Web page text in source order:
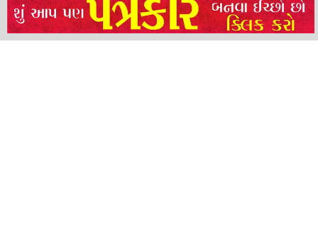
બ્રહ્માકુમારીઝના “10 કરોડ નશામુક્તિ પ્રતિજ્ઞા રાષ્ટ્રીય મહાઅભિયાન” નો પીએમ મોદી
દ્વારા કરાયો આરંભ